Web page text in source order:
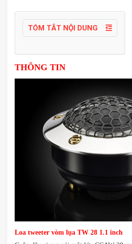
TÓM TẮT NỘI DUNG
THÔNG TIN
Loa tweeter vòm lụa TW 28 1.1 inch